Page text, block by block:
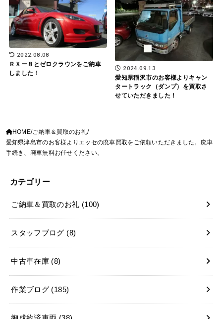
2022.08.08
ＲＸー８とゼロクラウンをご納車
しました！
2024.09.13
愛知県稲沢市のお客様よりキャン
タートラック（ダンプ）を買取さ
せていただきました！
HOME ご納車＆買取のお礼
愛知県津島市のお客様よりエッセの廃車買取をご依頼いただきました。廃車
手続き、廃車無料お任せください。
カテゴリー
ご納車＆買取のお礼 (100)
スタッフブログ (8)
中古車在庫 (8)
作業ブログ (185)